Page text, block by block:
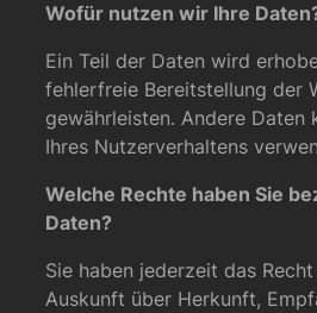
Wofür nutzen wir Ihre
Ein Teil der Daten wird
fehlerfreie Bereitstellung der
gewährleisten. Andere Daten
Ihres Nutzerverhaltens
Welche Rechte haben Sie
Daten?
Sie haben jederzeit das
Auskunft über Herkunft,